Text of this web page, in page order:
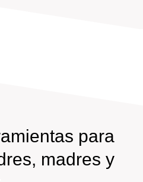
para
madres y